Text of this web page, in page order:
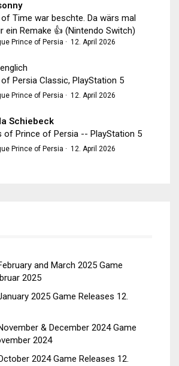
Time war beschte. Da wärs mal
ein Remake 👍 (Nintendo Switch)
Prince of Persia · 12. April 2026
Persia Classic, PlayStation 5
Prince of Persia · 12. April 2026
Schiebeck
of Prince of Persia -- PlayStation 5
Prince of Persia · 12. April 2026
and March 2025 Game
2025
2025 Game Releases 12.
& December 2024 Game
2024
2024 Game Releases 12.